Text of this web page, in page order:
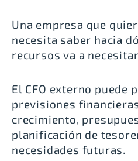
Una empresa que
necesita saber hacia
recursos va a
El CFO externo puede
previsiones
crecimiento,
planificación de
necesidades futuras.